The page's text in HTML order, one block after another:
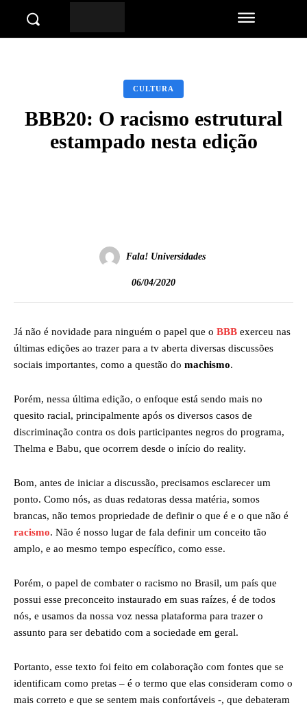
CULTURA
BBB20: O racismo estrutural
estampado nesta edição
Fala! Universidades
06/04/2020
Já não é novidade para ninguém o papel que o BBB exerceu nas
últimas edições ao trazer para a tv aberta diversas discussões
sociais importantes, como a questão do machismo.
Porém, nessa última edição, o enfoque está sendo mais no
quesito racial, principalmente após os diversos casos de
discriminação contra os dois participantes negros do programa,
Thelma e Babu, que ocorrem desde o início do reality.
Bom, antes de iniciar a discussão, precisamos esclarecer um
ponto. Como nós, as duas redatoras dessa matéria, somos
brancas, não temos propriedade de definir o que é e o que não é
racismo. Não é nosso lugar de fala definir um conceito tão
amplo, e ao mesmo tempo específico, como esse.
Porém, o papel de combater o racismo no Brasil, um país que
possui esse preconceito instaurado em suas raízes, é de todos
nós, e usamos da nossa voz nessa plataforma para trazer o
assunto para ser debatido com a sociedade em geral.
Portanto, esse texto foi feito em colaboração com fontes que se
identificam como pretas – é o termo que elas consideram como o
mais correto e que se sentem mais confortáveis -, que debateram